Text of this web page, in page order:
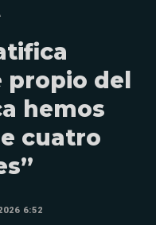
del
hemos
cuatro
6:52